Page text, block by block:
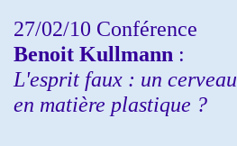
27/02/10 Conférence
Benoit Kullmann :
L'esprit faux : un cerveau
en matière plastique ?